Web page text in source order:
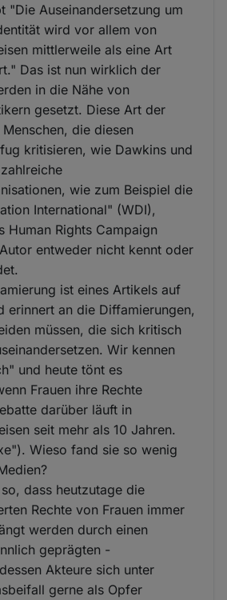
"Die Auseinandersetzung um
wird vor allem von
mittlerweile als eine Art
Das ist nun wirklich der
in die Nähe von
gesetzt. Diese Art der
die diesen
kritisieren, wie Dawkins und
wie zum Beispiel die
International" (WDI),
Human Rights Campaign
entweder nicht kennt oder
ist eines Artikels auf
erinnert an die Diffamierungen,
müssen, die sich kritisch
Wir kennen
und heute tönt es
Frauen ihre Rechte
darüber läuft in
seit mehr als 10 Jahren.
Wieso fand sie so wenig
dass heutzutage die
Rechte von Frauen immer
werden durch einen
geprägten -
Akteure sich unter
gerne als Opfer